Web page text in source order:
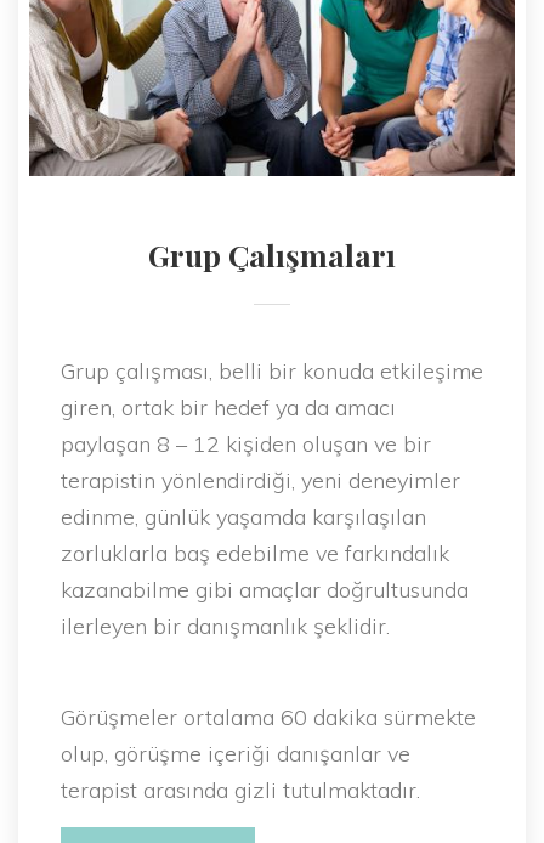
Grup Çalışmaları
Grup çalışması, belli bir konuda etkileşime
giren, ortak bir hedef ya da amacı
paylaşan 8 – 12 kişiden oluşan ve bir
terapistin yönlendirdiği, yeni deneyimler
edinme, günlük yaşamda karşılaşılan
zorluklarla baş edebilme ve farkındalık
kazanabilme gibi amaçlar doğrultusunda
ilerleyen bir danışmanlık şeklidir.
Görüşmeler ortalama 60 dakika sürmekte
olup, görüşme içeriği danışanlar ve
terapist arasında gizli tutulmaktadır.